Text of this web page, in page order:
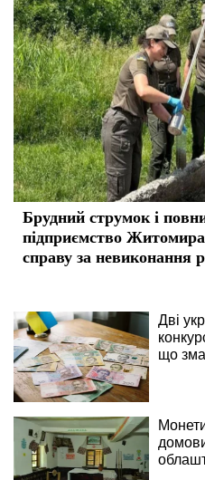
Брудний струмок і
підприємство
справу за невиконання
Дві
що